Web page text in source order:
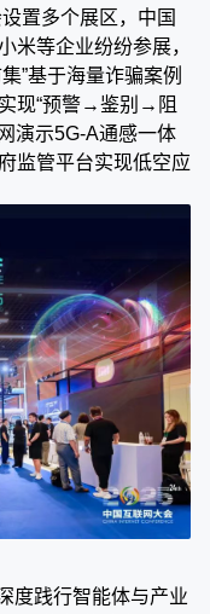
置多个展区，中国
米等企业纷纷参展，
”基于海量诈骗案例
现“预警→鉴别→阻
演示5G-A通感一体
监管平台实现低空应
度践行智能体与产业